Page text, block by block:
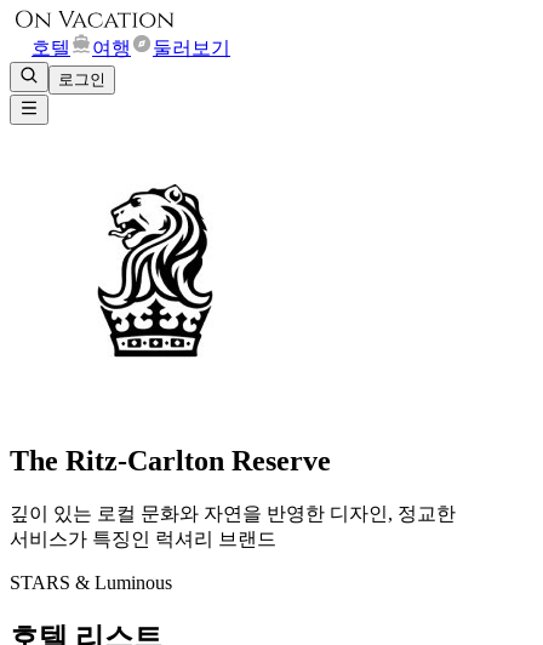
호텔 여행 둘러보기
로그인
The Ritz-Carlton Reserve
깊이 있는 로컬 문화와 자연을 반영한 디자인, 정교한
서비스가 특징인 럭셔리 브랜드
STARS & Luminous
호텔 리스트